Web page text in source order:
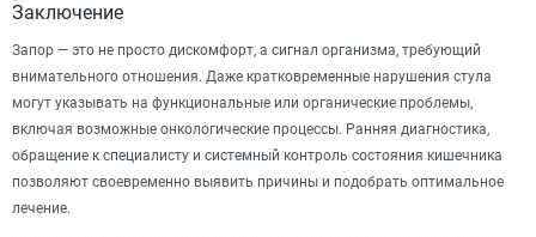
Заключение
Запор — это не просто дискомфорт, а сигнал организма, требующий
внимательного отношения. Даже кратковременные нарушения стула
могут указывать на функциональные или органические проблемы,
включая возможные онкологические процессы. Ранняя диагностика,
обращение к специалисту и системный контроль состояния кишечника
позволяют своевременно выявить причины и подобрать оптимальное
лечение.